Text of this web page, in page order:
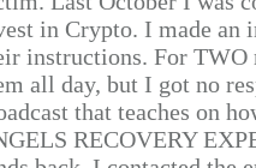
in Crypto. I made
instructions. For TWO
all day, but I got no
that teaches on
RECOVERY